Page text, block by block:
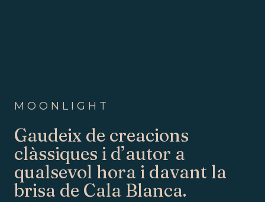
MOONLIGHT
Gaudeix de creacions
clàssiques i d’autor a
qualsevol hora i davant la
brisa de Cala Blanca.